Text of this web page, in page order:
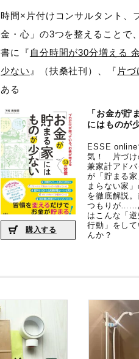
時間×片付けコンサルタント、
金・心」の3つを整えることで
書に『 自分時間が30分増える
少ない 』（扶桑社刊）、『 片
ある
購入する
「お金が貯
にはものが
ESSE online
気！ 片づけ
兼家計アド
が「貯まる
まらない家
を徹底解説
つもりが……
はこんな「
行動」をし
んか？